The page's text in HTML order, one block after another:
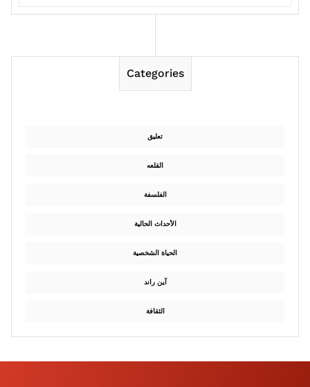
Categories
تعليق
القلعه
الفلسفة
الأحداث الحالية
الحياة الشخصية
آين راند
الثقافة